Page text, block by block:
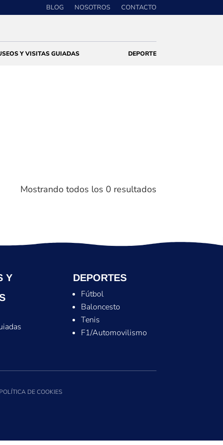
BLOG NOSOTROS CONTACTO
Y VISITAS GUIADAS DEPORTE
Mostrando todos los 0 resultados
Y
DEPORTES
Fútbol
Baloncesto
Tenis
F1/Automovilismo
POLÍTICA DE COOKIES